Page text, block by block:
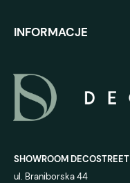
INFORMACJE
SHOWROOM DECOSTREET
ul. Braniborska 44